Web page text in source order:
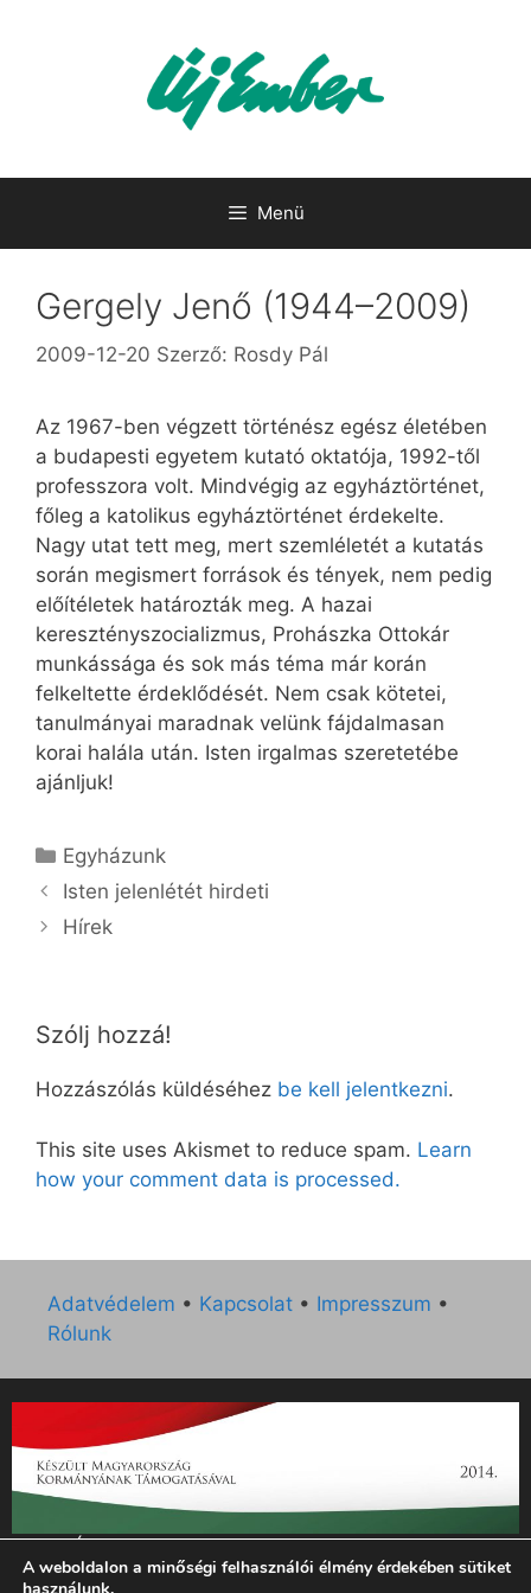
Menü
Gergely Jenő (1944–2009)
2009-12-20 Szerző: Rosdy Pál
Az 1967-ben végzett történész egész életében
a budapesti egyetem kutató oktatója, 1992-től
professzora volt. Mindvégig az egyháztörténet,
főleg a katolikus egyháztörténet érdekelte.
Nagy utat tett meg, mert szemléletét a kutatás
során megismert források és tények, nem pedig
előítéletek határozták meg. A hazai
keresztényszocializmus, Prohászka Ottokár
munkássága és sok más téma már korán
felkeltette érdeklődését. Nem csak kötetei,
tanulmányai maradnak velünk fájdalmasan
korai halála után. Isten irgalmas szeretetébe
ajánljuk!
Kategória
Egyházunk
Isten jelenlétét hirdeti
Hírek
Szólj hozzá!
Hozzászólás küldéséhez be kell jelentkezni.
This site uses Akismet to reduce spam. Learn
how your comment data is processed.
Adatvédelem • Kapcsolat • Impresszum •
Rólunk
„Az Új Ember katolikus hetilap 2014. évi működésének
támogatását az EGYH-KCP-14-P-0121 sz. támogatási
A weboldalon a minőségi felhasználói élmény érdekében sütiket